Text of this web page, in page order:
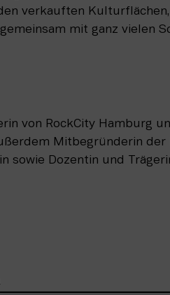
verkauften
mit ganz vielen
von RockCity Hamburg
Mitbegründerin
sowie Dozentin und